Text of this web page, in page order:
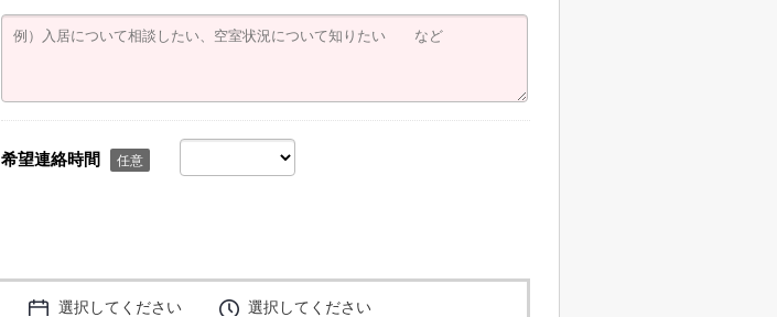
希望連絡時間 任意
選択してください 選択してください